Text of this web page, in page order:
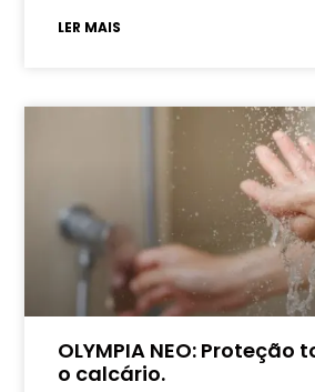
LER MAIS
OLYMPIA NEO:
o calcário.